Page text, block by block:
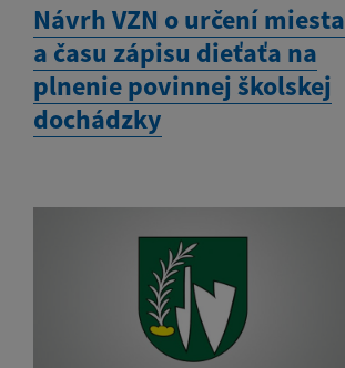
Návrh VZN o určení miesta
a času zápisu dieťaťa na
plnenie povinnej školskej
dochádzky